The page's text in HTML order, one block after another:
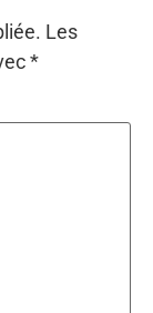
Les
*